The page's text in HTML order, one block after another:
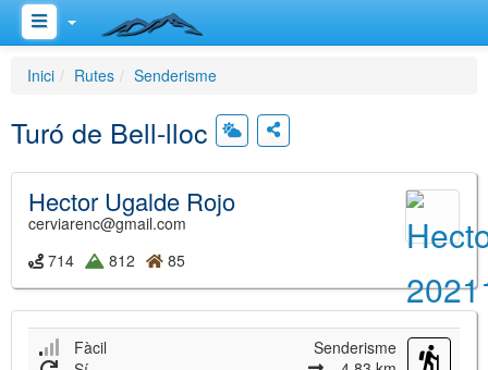
Inici Rutes Senderisme
Turó de Bell-lloc
Hector Ugalde Rojo
cerviarenc@gmail.com
714
812 85
Fàcil
Senderisme